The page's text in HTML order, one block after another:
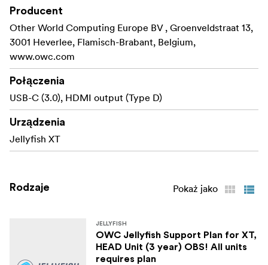
Producent
Other World Computing Europe BV , Groenveldstraat 13,
3001 Heverlee, Flamisch-Brabant, Belgium,
www.owc.com
Połączenia
USB-C (3.0), HDMI output (Type D)
Urządzenia
Jellyfish XT
Rodzaje Pokaż jako
JELLYFISH
OWC Jellyfish Support Plan for XT,
HEAD Unit (3 year) OBS! All units
requires plan